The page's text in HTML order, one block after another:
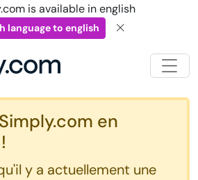
is available in english
language to english
en
y a actuellement une